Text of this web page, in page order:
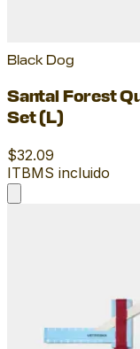
Black Dog
Santal Forest
Set (L)
$32.09
ITBMS incluido